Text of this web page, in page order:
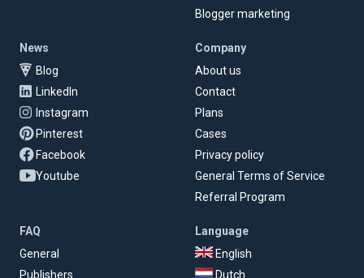
Blogger marketing
News
Blog
LinkedIn
Instagram
Pinterest
Facebook
Youtube
Company
About us
Contact
Plans
Cases
Privacy policy
General Terms of Service
Referral Program
FAQ
General
Publishers
Language
English
Dutch